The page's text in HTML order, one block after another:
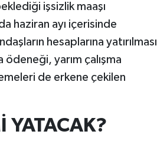
işsizlik maaşı
haziran ayı içerisinde
hesaplarına yatırılması
ödeneği, yarım çalışma
de erkene çekilen
YATACAK?